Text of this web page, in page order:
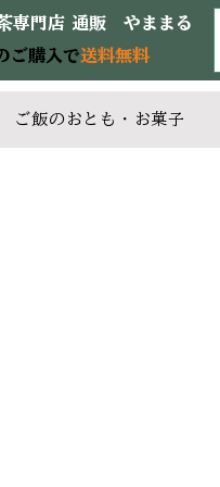
専門店 通販 やままる
ご購入で送料無料
ご飯のおとも・お菓子